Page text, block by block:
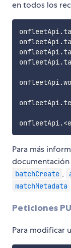
en todos los
onfleetApi.
onfleetApi.
onfleetApi.
onfleetApi.
onfleetApi.
onfleetApi.
onfleetApi.<
Para más
batchCreate ,
matchMetadata
Peticiones
Para modificar